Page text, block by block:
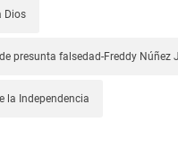
Dios
presunta falsedad-Freddy Núñez
la Independencia